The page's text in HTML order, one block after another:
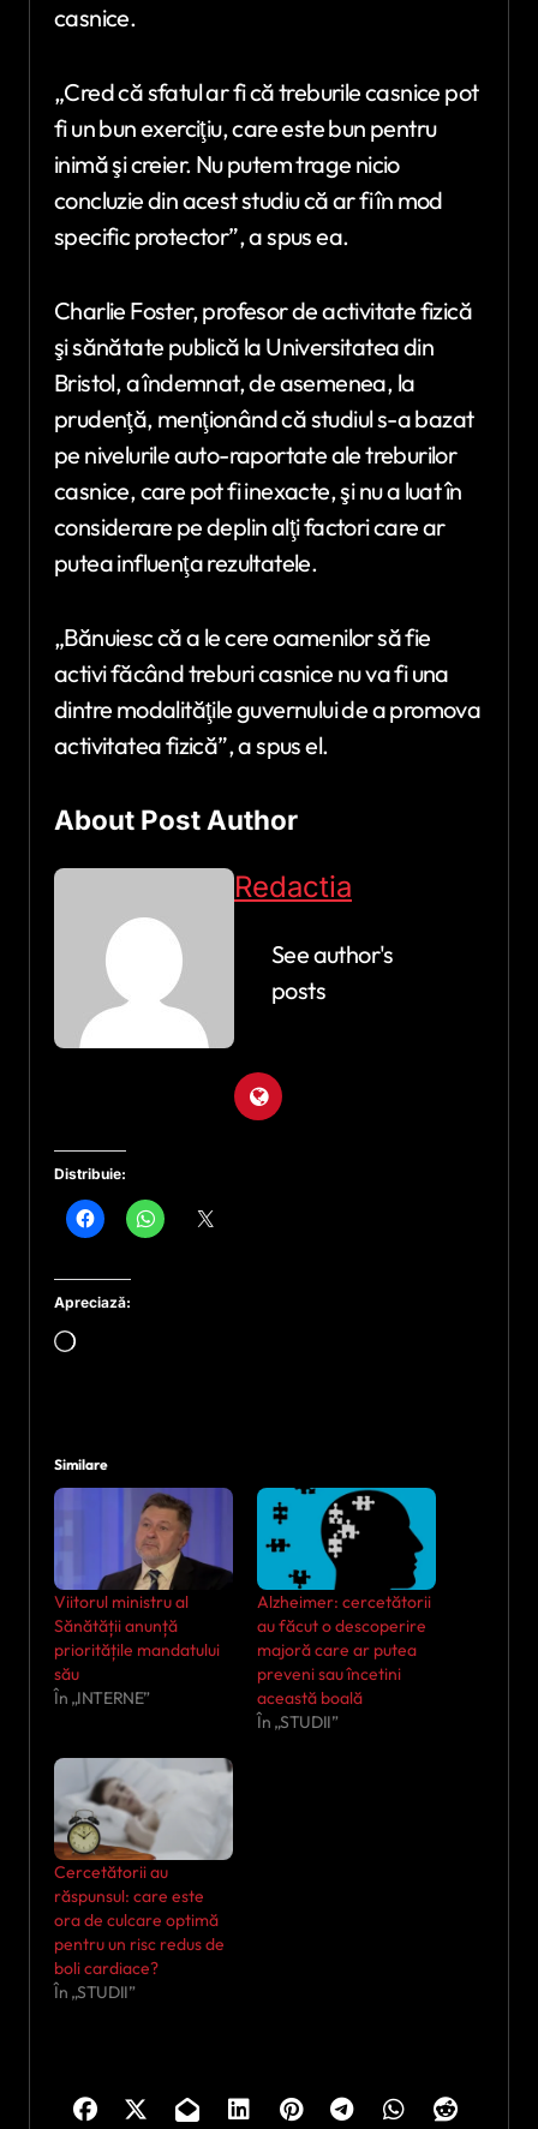
casnice.
„Cred că sfatul ar fi că treburile casnice pot
fi un bun exerciţiu, care este bun pentru
inimă şi creier. Nu putem trage nicio
concluzie din acest studiu că ar fi în mod
specific protector”, a spus ea.
Charlie Foster, profesor de activitate fizică
şi sănătate publică la Universitatea din
Bristol, a îndemnat, de asemenea, la
prudenţă, menţionând că studiul s-a bazat
pe nivelurile auto-raportate ale treburilor
casnice, care pot fi inexacte, şi nu a luat în
considerare pe deplin alţi factori care ar
putea influenţa rezultatele.
„Bănuiesc că a le cere oamenilor să fie
activi făcând treburi casnice nu va fi una
dintre modalităţile guvernului de a promova
activitatea fizică”, a spus el.
About Post Author
Redactia
See author's
posts
Distribuie:
Apreciază:
Încarc...
Similare
Viitorul ministru al
Sănătății anunță
prioritățile mandatului
său
În „INTERNE”
Alzheimer: cercetătorii
au făcut o descoperire
majoră care ar putea
preveni sau încetini
această boală
În „STUDII”
Cercetătorii au
răspunsul: care este
ora de culcare optimă
pentru un risc redus de
boli cardiace?
În „STUDII”